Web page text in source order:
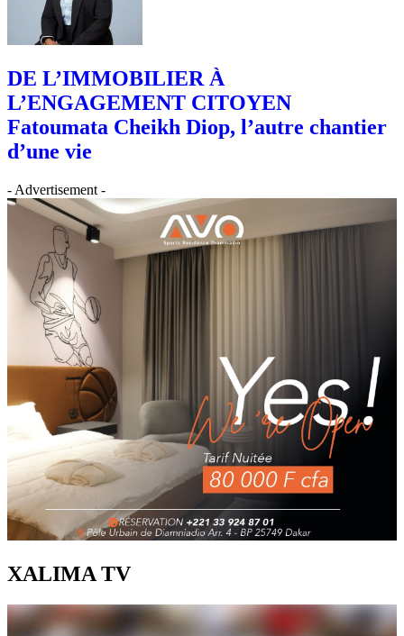
DE L’IMMOBILIER À
L’ENGAGEMENT CITOYEN
Fatoumata Cheikh Diop, l’autre chantier
d’une vie
- Advertisement -
XALIMA TV